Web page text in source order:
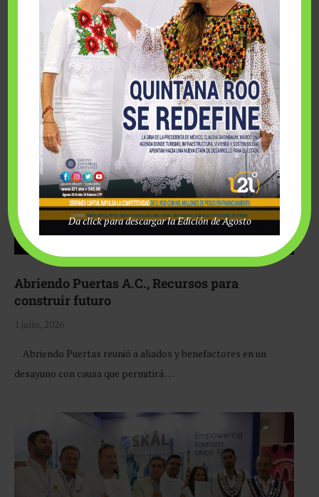
Fairmont Mayakoba y Make-A-Wish México unieron
esfuerzos para hacer realidad el deseo de una …
Abriendo Puertas A.C., Recursos para
construir futuro
1 julio, 2026
Abriendo Puertas reunió a aliados y benefactores en un
desayuno con causa que permitirá …
Da click para descargar la Edición de Agosto